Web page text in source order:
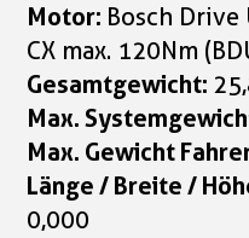
Motor: Bosch
CX max. 120Nm
Gesamtgewicht:
Max.
Max. Gewicht
Länge / Breite /
0,000